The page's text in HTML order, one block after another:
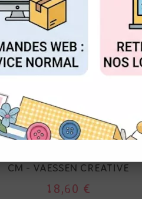
VAESSEN CREATIVE
CM - VAESSEN CREATIVE
18,60 €
CONFIGURER